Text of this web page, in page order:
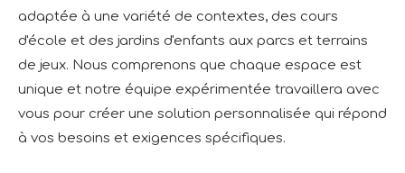
adaptée à une variété de contextes, des cours
d'école et des jardins d'enfants aux parcs et terrains
de jeux. Nous comprenons que chaque espace est
unique et notre équipe expérimentée travaillera avec
vous pour créer une solution personnalisée qui répond
à vos besoins et exigences spécifiques.